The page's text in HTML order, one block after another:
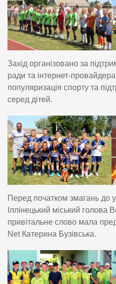
Захід організовано за
ради та інтернет-
популяризація спорту та
серед дітей.
Перед початком змагань до
Іллінецький міський
привітальне слово мала
Net Катерина Бузівська.